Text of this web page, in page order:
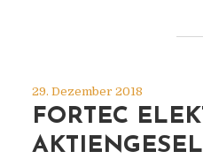
29. Dezember 2018
FORTEC